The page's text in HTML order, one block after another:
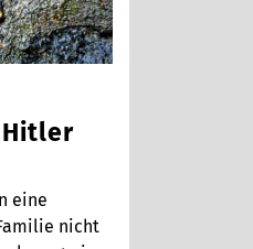
Hitler
eine
nicht